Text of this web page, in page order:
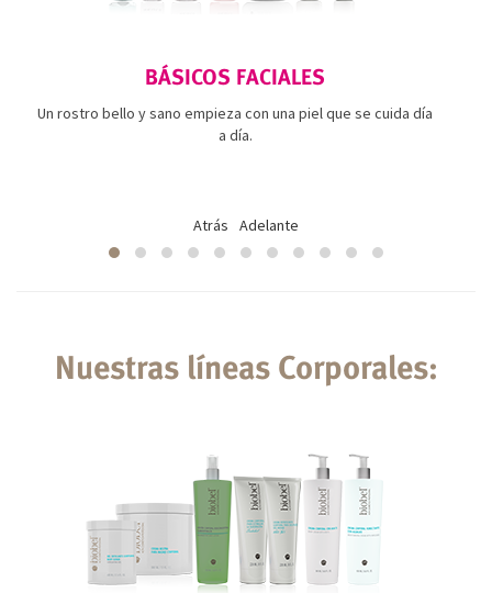
BÁSICOS FACIALES
Un rostro bello y sano empieza con una piel que se cuida día
a día.
Atrás Adelante
Nuestras líneas Corporales: